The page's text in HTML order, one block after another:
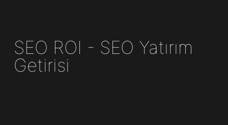
SEO ROI - SEO Yatırım
Getirisi